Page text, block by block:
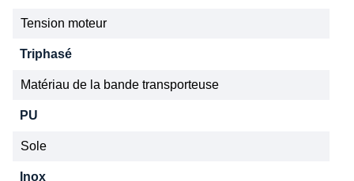
Tension moteur
Triphasé
Matériau de la bande transporteuse
PU
Sole
Inox